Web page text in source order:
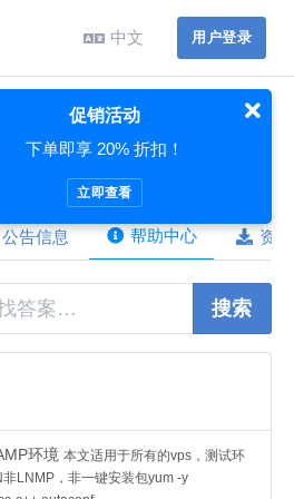
中文 用户登录
公告信息 帮助中心 资
搜索
环境 本文适用于所有的vps，测试环
LNMP，非一键安装包yum -y
促销活动
下单即享 20% 折扣！
立即查看